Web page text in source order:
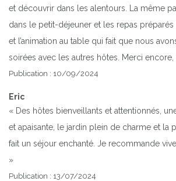
et découvrir dans les alentours. La même
dans le petit-déjeuner et les repas préparés
et l’animation au table qui fait que nous
soirées avec les autres hôtes. Merci encore,
Publication : 10/09/2024
Eric
« Des hôtes bienveillants et attentionnés,
et apaisante, le jardin plein de charme et la
fait un séjour enchanté. Je recommande
»
Publication : 13/07/2024